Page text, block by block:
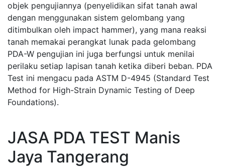
objek pengujiannya (penyelidikan sifat tanah awal
dengan menggunakan sistem gelombang yang
ditimbulkan oleh impact hammer), yang mana reaksi
tanah memakai perangkat lunak pada gelombang
PDA-W pengujian ini juga berfungsi untuk menilai
perilaku setiap lapisan tanah ketika diberi beban. PDA
Test ini mengacu pada ASTM D-4945 (Standard Test
Method for High-Strain Dynamic Testing of Deep
Foundations).
JASA PDA TEST Manis
Jaya Tangerang